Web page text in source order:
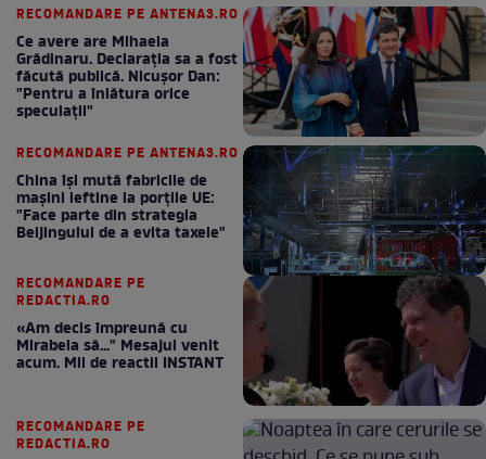
RECOMANDARE PE ANTENA3.RO
Ce avere are Mihaela
Grădinaru. Declarația sa a fost
făcută publică. Nicușor Dan:
"Pentru a înlătura orice
speculații"
RECOMANDARE PE ANTENA3.RO
China își mută fabricile de
mașini ieftine la porțile UE:
"Face parte din strategia
Beijingului de a evita taxele"
RECOMANDARE PE
REDACTIA.RO
«Am decis împreună cu
Mirabela să..." Mesajul venit
acum. Mii de reactii INSTANT
RECOMANDARE PE
REDACTIA.RO